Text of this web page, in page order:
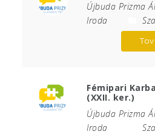
Újbuda Prizma
Iroda
Fémipari
(XXII. ker.)
Újbuda Prizma
Iroda